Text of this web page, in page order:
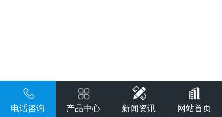
电话咨询 产品中心 新闻资讯 网站首页